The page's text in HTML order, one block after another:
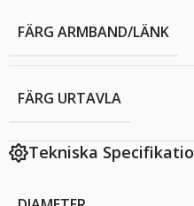
FÄRG ARMBAND/LÄNK
FÄRG URTAVLA
Tekniska